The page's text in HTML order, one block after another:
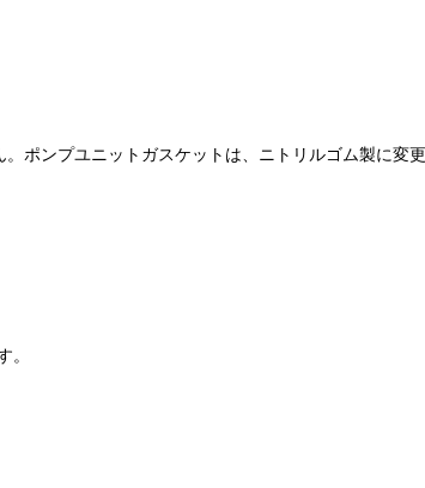
ポンプユニットガスケットは、ニトリルゴム製に変更